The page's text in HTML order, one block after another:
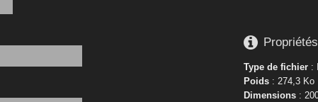
 Propriétés
Type de fichier :
Poids : 274,3 Ko
Dimensions :